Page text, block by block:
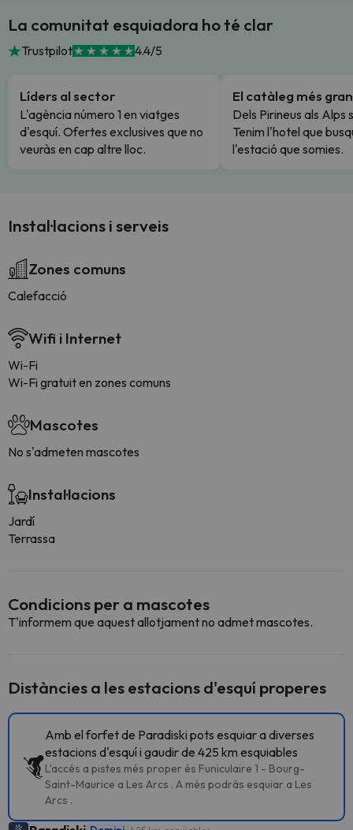
La comunitat esquiadora ho té clar
Trustpilot 4.4/5
Líders al sector
L'agència número 1 en viatges
d'esquí. Ofertes exclusives que no
veuràs en cap altre lloc.
El catàleg més gran
Dels Pirineus als Alps
Tenim l'hotel que
l'estació que somies.
Instal·lacions i serveis
Zones comuns
Calefacció
Wifi i Internet
Wi-Fi
Wi-Fi gratuit en zones comuns
Mascotes
No s'admeten mascotes
Instal·lacions
Jardí
Terrassa
Condicions per a mascotes
T'informem que aquest allotjament no admet mascotes.
Distàncies a les estacions d'esquí properes
Amb el forfet de Paradiski pots esquiar a diverses
estacions d'esquí i gaudir de 425 km esquiables
L'accés a pistes més proper és Funiculaire 1 - Bourg-
Saint-Maurice a Les Arcs . A més podràs esquiar a Les
Arcs .